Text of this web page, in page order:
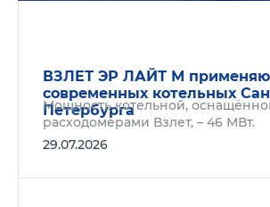
ВЗЛЕТ ЭР ЛАЙТ М
современных котельных
Петербурга
Мощность котельной,
расходомерами Взлет, – 46 МВт.
29.07.2026